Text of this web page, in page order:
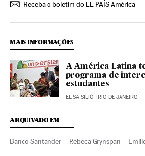
Receba o boletim do EL PAÍS América
MAIS INFORMAÇÕES
A América Latina
programa de
estudantes
ELISA SILIÓ | RIO DE JANEIRO
ARQUIVADO EM
Banco Santander Rebeca Grynspan